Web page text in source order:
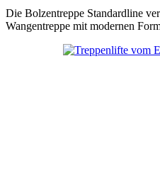
Die Bolzentreppe Standardline
Wangentreppe mit modernen